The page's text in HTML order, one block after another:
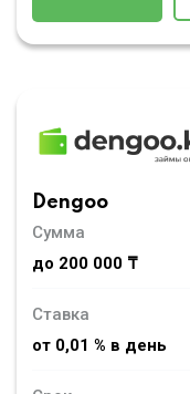
Dengoo
Сумма
до 200 000 ₸
Ставка
от 0,01 % в день